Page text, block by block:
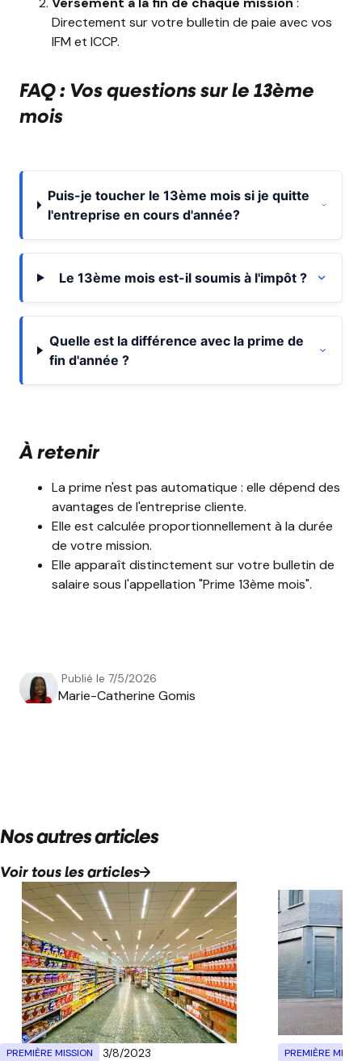
Directement sur votre bulletin de paie avec vos
IFM et ICCP.
FAQ : Vos questions sur le 13ème
mois
Puis-je toucher le 13ème mois si je quitte
l'entreprise en cours d'année?
Le 13ème mois est-il soumis à l'impôt ?
Quelle est la différence avec la prime de
fin d'année ?
À retenir
La prime n'est pas automatique : elle dépend des
avantages de l'entreprise cliente.
Elle est calculée proportionnellement à la durée
de votre mission.
Elle apparaît distinctement sur votre bulletin de
salaire sous l'appellation "Prime 13ème mois".
Publié le 7/5/2026
Marie-Catherine Gomis
Nos autres articles
Voir tous les articles
PREMIÈRE MISSION 3/8/2023 PREMIÈRE